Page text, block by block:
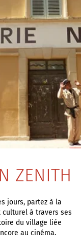
ZENITH
jours, partez à la
culturel à travers ses
du village liée
au cinéma.